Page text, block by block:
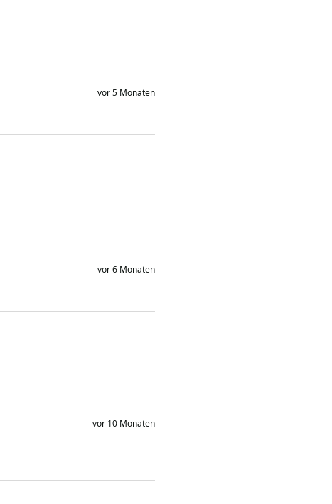
vor 5 Monaten
vor 6 Monaten
vor 10 Monaten